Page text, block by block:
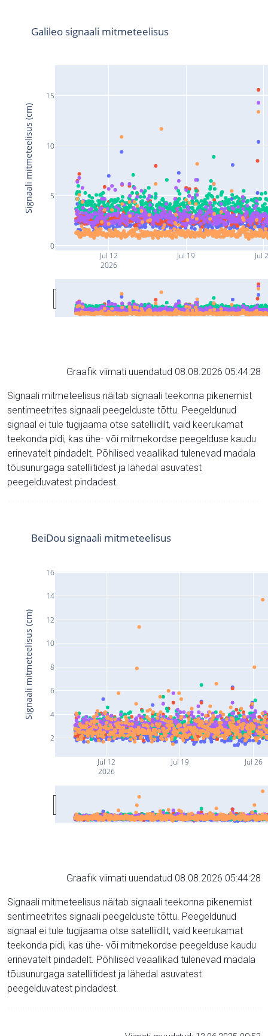
Jul 12
2026
Jul 19 Jul
0
5
10
15
Galileo signaali mitmeteelisus
Signaali mitmeteelisus (cm)
Graafik viimati uuendatud 08.08.2026 05:44:28
Signaali mitmeteelisus näitab signaali teekonna pikenemist
sentimeetrites signaali peegelduste tõttu. Peegeldunud
signaal ei tule tugijaama otse satelliidilt, vaid keerukamat
teekonda pidi, kas ühe- või mitmekordse peegelduse kaudu
erinevatelt pindadelt. Põhilised veaallikad tulenevad madala
tõusunurgaga satelliitidest ja lähedal asuvatest
peegelduvatest pindadest.
Jul 12
2026
Jul 19 Jul 26
2
4
6
8
10
12
14
16
BeiDou signaali mitmeteelisus
Signaali mitmeteelisus (cm)
Graafik viimati uuendatud 08.08.2026 05:44:28
Signaali mitmeteelisus näitab signaali teekonna pikenemist
sentimeetrites signaali peegelduste tõttu. Peegeldunud
signaal ei tule tugijaama otse satelliidilt, vaid keerukamat
teekonda pidi, kas ühe- või mitmekordse peegelduse kaudu
erinevatelt pindadelt. Põhilised veaallikad tulenevad madala
tõusunurgaga satelliitidest ja lähedal asuvatest
peegelduvatest pindadest.